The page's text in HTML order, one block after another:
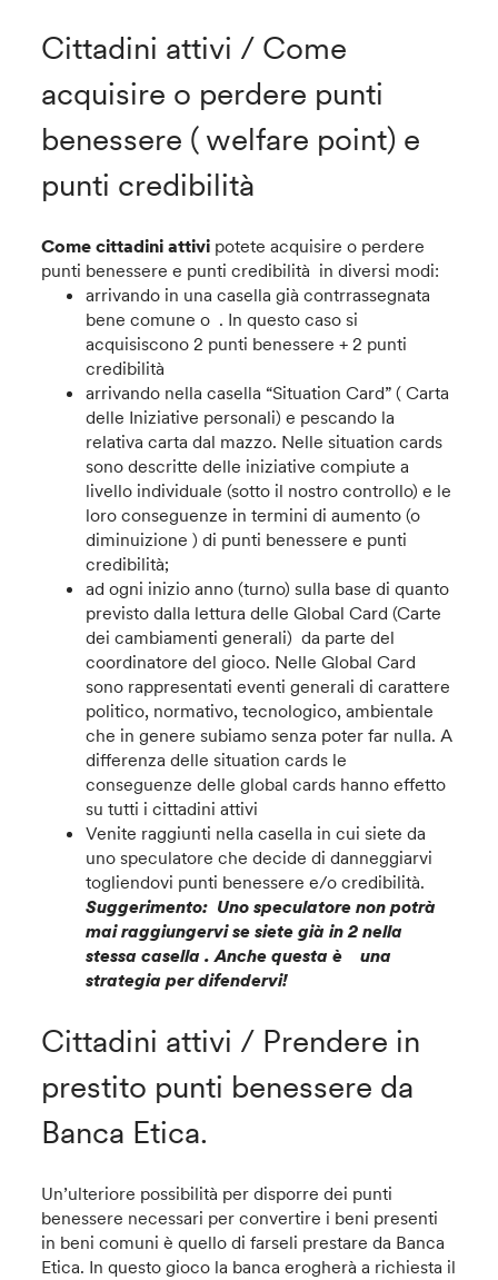
Cittadini attivi / Come
acquisire o perdere punti
benessere ( welfare point) e
punti credibilità
Come cittadini attivi potete acquisire o perdere
punti benessere e punti credibilità in diversi modi:
arrivando in una casella già contrrassegnata
bene comune o . In questo caso si
acquisiscono 2 punti benessere + 2 punti
credibilità
arrivando nella casella “Situation Card” ( Carta
delle Iniziative personali) e pescando la
relativa carta dal mazzo. Nelle situation cards
sono descritte delle iniziative compiute a
livello individuale (sotto il nostro controllo) e le
loro conseguenze in termini di aumento (o
diminuizione ) di punti benessere e punti
credibilità;
ad ogni inizio anno (turno) sulla base di quanto
previsto dalla lettura delle Global Card (Carte
dei cambiamenti generali) da parte del
coordinatore del gioco. Nelle Global Card
sono rappresentati eventi generali di carattere
politico, normativo, tecnologico, ambientale
che in genere subiamo senza poter far nulla. A
differenza delle situation cards le
conseguenze delle global cards hanno effetto
su tutti i cittadini attivi
Venite raggiunti nella casella in cui siete da
uno speculatore che decide di danneggiarvi
togliendovi punti benessere e/o credibilità.
Suggerimento: Uno speculatore non potrà
mai raggiungervi se siete già in 2 nella
stessa casella . Anche questa è una
strategia per difendervi!
Cittadini attivi / Prendere in
prestito punti benessere da
Banca Etica.
Un’ulteriore possibilità per disporre dei punti
benessere necessari per convertire i beni presenti
in beni comuni è quello di farseli prestare da Banca
Etica. In questo gioco la banca erogherà a richiesta il